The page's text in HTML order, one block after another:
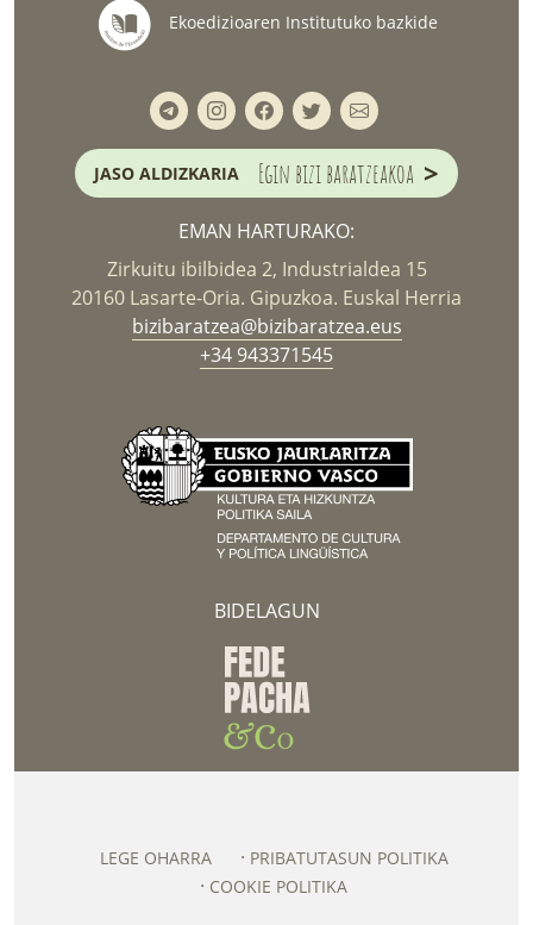
Ekoedizioaren Institutuko bazkide
JASO ALDIZKARIA Egin bizi baratzeakoa >
EMAN HARTURAKO:
Zirkuitu ibilbidea 2, Industrialdea 15
20160 Lasarte-Oria. Gipuzkoa. Euskal Herria
bizibaratzea@bizibaratzea.eus
+34 943371545
BIDELAGUN
LEGE OHARRA
PRIBATUTASUN POLITIKA
COOKIE POLITIKA